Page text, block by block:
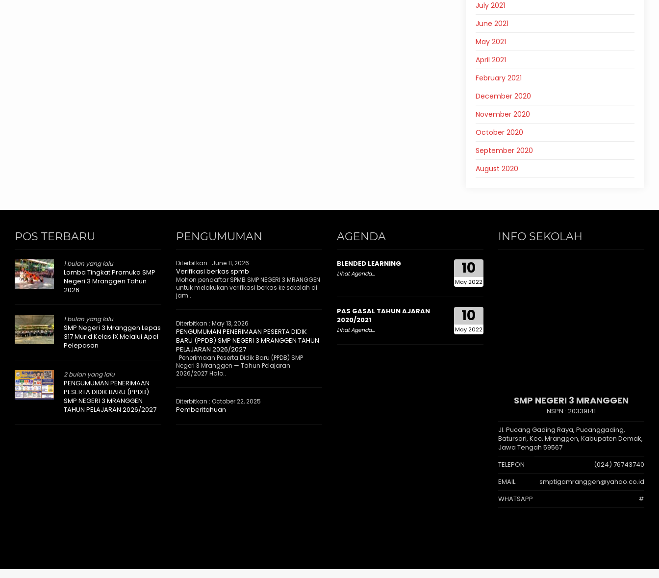
July 2021
June 2021
May 2021
April 2021
February 2021
December 2020
November 2020
October 2020
September 2020
August 2020
POS TERBARU
1 bulan yang lalu
Lomba Tingkat Pramuka SMP
Negeri 3 Mranggen Tahun
2026
1 bulan yang lalu
SMP Negeri 3 Mranggen Lepas
317 Murid Kelas IX Melalui Apel
Pelepasan
2 bulan yang lalu
PENGUMUMAN PENERIMAAN
PESERTA DIDIK BARU (PPDB)
SMP NEGERI 3 MRANGGEN
TAHUN PELAJARAN 2026/2027
PENGUMUMAN
Diterbitkan : June 11, 2026
Verifikasi berkas spmb
Mohon pendaftar SPMB SMP NEGERI 3 MRANGGEN
untuk melakukan verifikasi berkas ke sekolah di
jam..
Diterbitkan : May 13, 2026
PENGUMUMAN PENERIMAAN PESERTA DIDIK
BARU (PPDB) SMP NEGERI 3 MRANGGEN TAHUN
PELAJARAN 2026/2027
Penerimaan Peserta Didik Baru (PPDB) SMP
Negeri 3 Mranggen — Tahun Pelajaran
2026/2027 Halo..
Diterbitkan : October 22, 2025
Pemberitahuan
AGENDA
10
May 2022
BLENDED LEARNING
Lihat Agenda...
10
May 2022
PAS GASAL TAHUN AJARAN
2020/2021
Lihat Agenda...
INFO SEKOLAH
SMP NEGERI 3 MRANGGEN
NSPN : 20339141
Jl. Pucang Gading Raya, Pucanggading,
Batursari, Kec. Mranggen, Kabupaten Demak,
Jawa Tengah 59567
TELEPON
(024) 76743740
EMAIL
smptigamranggen@yahoo.co.id
WHATSAPP
#